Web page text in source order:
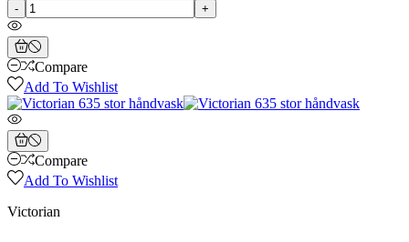
- +
Compare
Add To Wishlist
Compare
Add To Wishlist
Victorian